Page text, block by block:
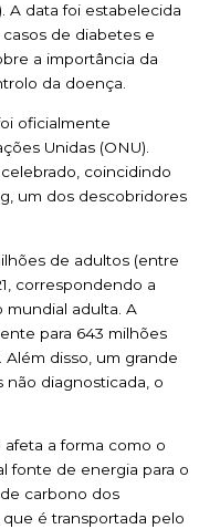
A data foi estabelecida
de diabetes e
a importância da
da doença.
oficialmente
Unidas (ONU).
coincidindo
um dos descobridores
de adultos (entre
correspondendo a
mundial adulta. A
para 643 milhões
disso, um grande
não diagnosticada, o
a forma como o
fonte de energia para o
carbono dos
é transportada pelo